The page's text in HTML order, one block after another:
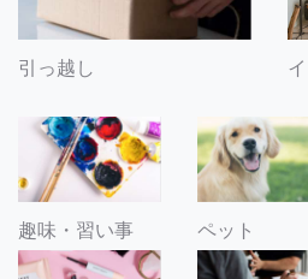
引っ越し
趣味・習い事 ペット